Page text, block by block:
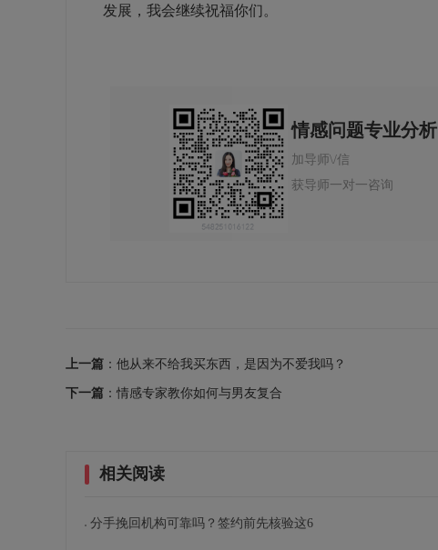
发展，我会继续祝福你们。
情感问题专业分析
加导师\/信
获导师一对一咨询
上一篇 ：他从来不给我买东西，是因为不爱我吗？
下一篇 ：情感专家教你如何与男友复合
相关阅读
分手挽回机构可靠吗？签约前先核验这6